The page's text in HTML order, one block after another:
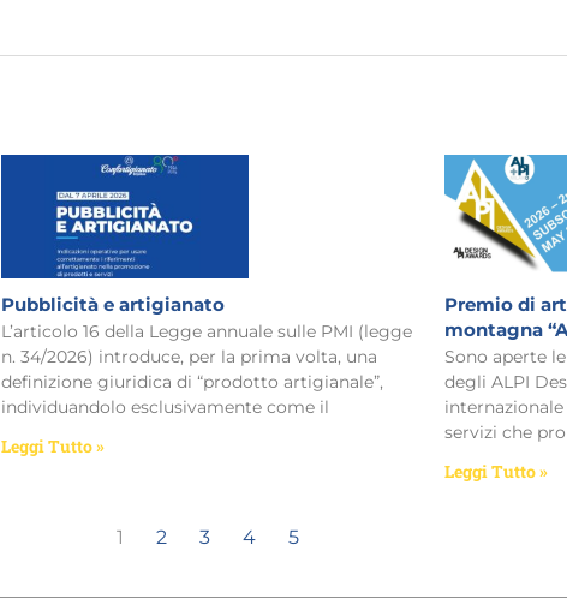
Pubblicità e artigianato
L’articolo 16 della Legge annuale sulle PMI (legge
n. 34/2026) introduce, per la prima volta, una
definizione giuridica di “prodotto artigianale”,
individuandolo esclusivamente come il
Leggi Tutto »
Premio di
montagna
Sono aperte
degli ALPI
servizi che
Leggi Tutto »
1 2 3 4 5